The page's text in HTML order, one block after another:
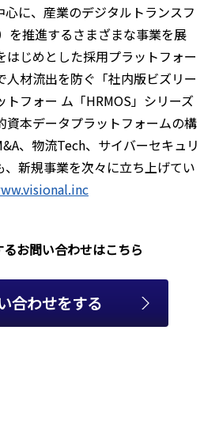
心に、産業のデジタルトランスフ
を推進するさまざまな事業を展
はじめとした採用プラットフォー
人材流出を防ぐ「社内版ビズリー
トフォー ム「HRMOS」シリーズ
資本データプラットフォームの構
、物流Tech、サイバーセキュリ
、新規事業を次々に立ち上げてい
お問い合わせはこちら
合わせをする